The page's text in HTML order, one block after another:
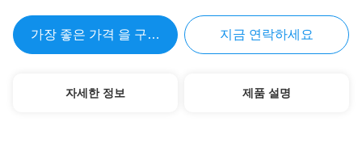
가장 좋은 가격 을 구하라 지금 연락하세요
자세한 정보 제품 설명